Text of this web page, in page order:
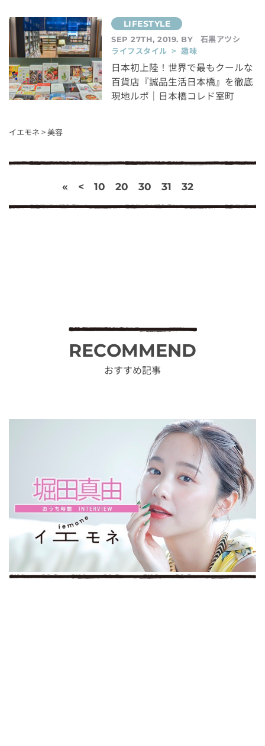
SEP 27TH, 2019. BY
石黒アツシ
ライフスタイル > 趣味
日本初上陸！世界で最もクールな
百貨店『誠品生活日本橋』を徹底
現地ルポ｜日本橋コレド室町
イエモネ >美容
« < 10 20 30 31 32
RECOMMEND
おすすめ記事